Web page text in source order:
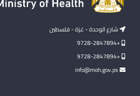
شارع الوحدة - غزة - فلسطين
+9728-2847894
+9728-2847894